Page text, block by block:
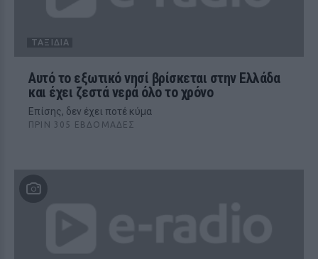
ΤΑΞΊΔΙΑ
Αυτό το εξωτικό νησί βρίσκεται στην Ελλάδα
και έχει ζεστά νερά όλο το χρόνο
Επίσης, δεν έχει ποτέ κύμα
ΠΡΙΝ 305 ΕΒΔΟΜΆΔΕΣ